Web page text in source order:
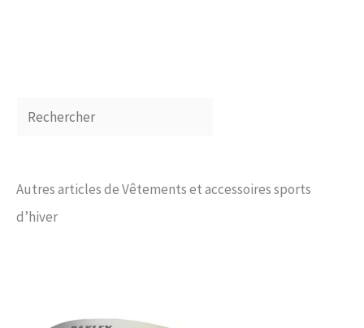
Autres articles de Vêtements et accessoires sports
d’hiver